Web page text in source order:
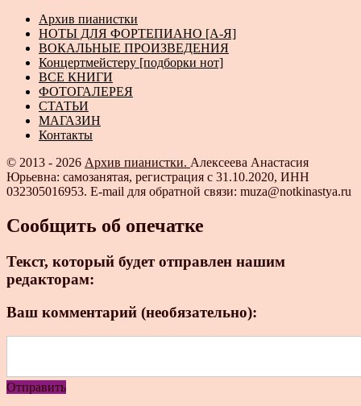
Архив пианистки
НОТЫ ДЛЯ ФОРТЕПИАНО [А-Я]
ВОКАЛЬНЫЕ ПРОИЗВЕДЕНИЯ
Концертмейстеру [подборки нот]
ВСЕ КНИГИ
ФОТОГАЛЕРЕЯ
СТАТЬИ
МАГАЗИН
Контакты
© 2013 - 2026 Архив пианистки. Алексеева Анастасия
Юрьевна: самозанятая, регистрация с 31.10.2020, ИНН
032305016953. E-mail для обратной связи: muza@notkinastya.ru
Сообщить об опечатке
Текст, который будет отправлен нашим
редакторам:
Ваш комментарий (необязательно):
Отправить